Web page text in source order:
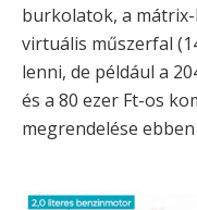
burkolatok, a mátrix-
virtuális műszerfal
lenni, de például a
és a 80 ezer Ft-os
megrendelése